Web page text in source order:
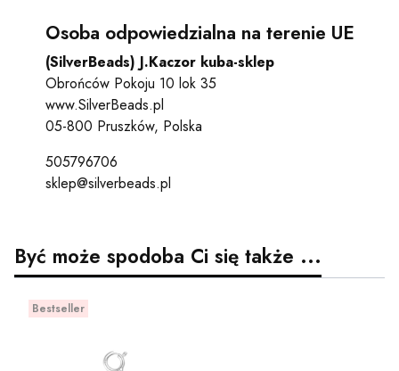
Osoba odpowiedzialna na terenie UE
(SilverBeads) J.Kaczor kuba-sklep
Obrońców Pokoju 10 lok 35
www.SilverBeads.pl
05-800 Pruszków, Polska
505796706
sklep@silverbeads.pl
Być może spodoba Ci się także ...
Bestseller